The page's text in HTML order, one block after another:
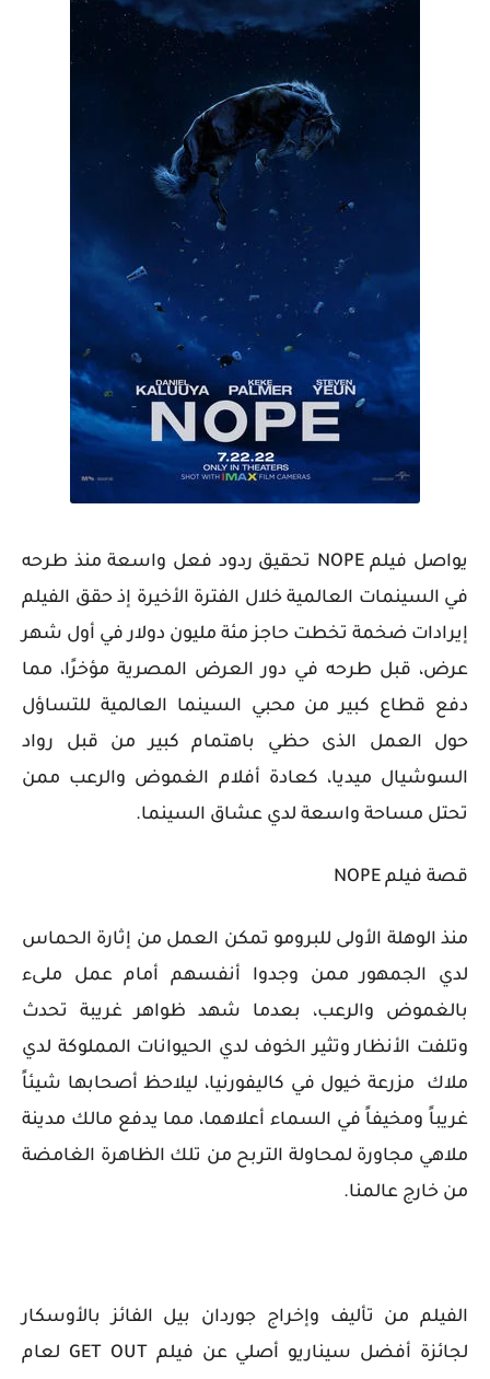
يواصل فيلم NOPE تحقيق ردود فعل واسعة منذ طرحه
في السينمات العالمية خلال الفترة الأخيرة إذ حقق الفيلم
إيرادات ضخمة تخطت حاجز مئة مليون دولار في أول شهر
عرض، قبل طرحه في دور العرض المصرية مؤخرًا، مما
دفع قطاع كبير من محبي السينما العالمية للتساؤل
حول العمل الذى حظي باهتمام كبير من قبل رواد
السوشيال ميديا، كعادة أفلام الغموض والرعب ممن
تحتل مساحة واسعة لدي عشاق السينما.
قصة فيلم NOPE
منذ الوهلة الأولى للبرومو تمكن العمل من إثارة الحماس
لدي الجمهور ممن وجدوا أنفسهم أمام عمل ملىء
بالغموض والرعب، بعدما شهد ظواهر غريبة تحدث
وتلفت الأنظار وتثير الخوف لدي الحيوانات المملوكة لدي
ملاك مزرعة خيول في كاليفورنيا، ليلاحظ أصحابها شيئاً
غريباً ومخيفاً في السماء أعلاهما، مما يدفع مالك مدينة
ملاهي مجاورة لمحاولة التربح من تلك الظاهرة الغامضة
من خارج عالمنا.
الفيلم من تأليف وإخراج جوردان بيل الفائز بالأوسكار
لجائزة أفضل سيناريو أصلي عن فيلم GET OUT لعام